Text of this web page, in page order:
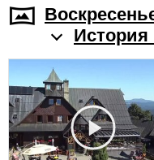
История